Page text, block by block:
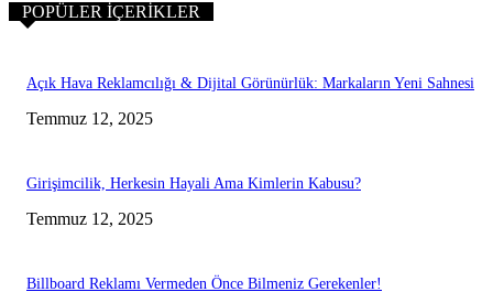
POPÜLER İÇERIKLER
Açık Hava Reklamcılığı & Dijital Görünürlük: Markaların Yeni Sahnesi
Temmuz 12, 2025
Girişimcilik, Herkesin Hayali Ama Kimlerin Kabusu?
Temmuz 12, 2025
Billboard Reklamı Vermeden Önce Bilmeniz Gerekenler!